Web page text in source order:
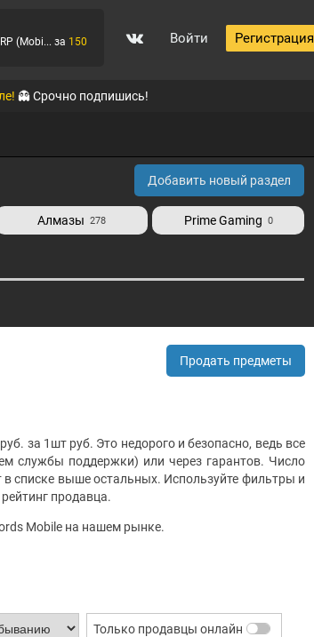
(Mobi... за 150
(Mobi...за953p
p
Войти Регистрация
👻 Срочно подпишись!
Добавить новый раздел
Алмазы 278 Prime Gaming 0
Продать предметы
за 1шт руб. Это недорого и безопасно, ведь все
службы поддержки) или через гарантов. Число
списке выше остальных. Используйте фильтры и
продавца.
Mobile на нашем рынке.
Только продавцы онлайн